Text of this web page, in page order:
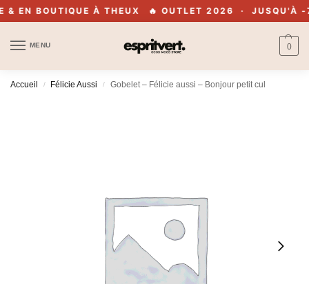
BOUTIQUE À THEUX 🔥 OUTLET 2026 · JUSQU'À -
MENU 0
Accueil / Félicie Aussi / Gobelet – Félicie aussi – Bonjour petit cul